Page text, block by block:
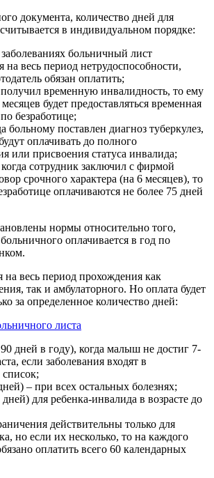
документа, количество дней для
в индивидуальном порядке:
больничный лист
на весь период нетрудоспособности,
обязан оплатить;
получил временную инвалидность, то ему
будет предоставляться временная
безработице;
больному поставлен диагноз туберкулез,
оплачивать до полного
или присвоения статуса инвалида;
сотрудник заключил с фирмой
срочного характера (на 6 месяцев), то
оплачиваются не более 75 дней
нормы относительно того,
оплачивается в год по
весь период прохождения как
так и амбулаторного. Но оплата будет
за определенное количество дней:
дней в году), когда малыш не достиг 7-
если заболевания входят в
– при всех остальных болезнях;
для ребенка-инвалида в возрасте до
действительны только для
но если их несколько, то на каждого
оплатить всего 60 календарных